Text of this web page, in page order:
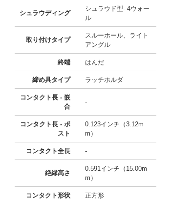
シュラウディング
シュラウド型- 4ウォー
ル
取り付けタイプ
スルーホール、ライト
アングル
終端 はんだ
締め具タイプ ラッチホルダ
コンタクト長 - 嵌
合
-
コンタクト長 - ポ
スト
0.123インチ（3.12m
m）
コンタクト全長 -
絶縁高さ
0.591インチ（15.00m
m）
コンタクト形状 正方形